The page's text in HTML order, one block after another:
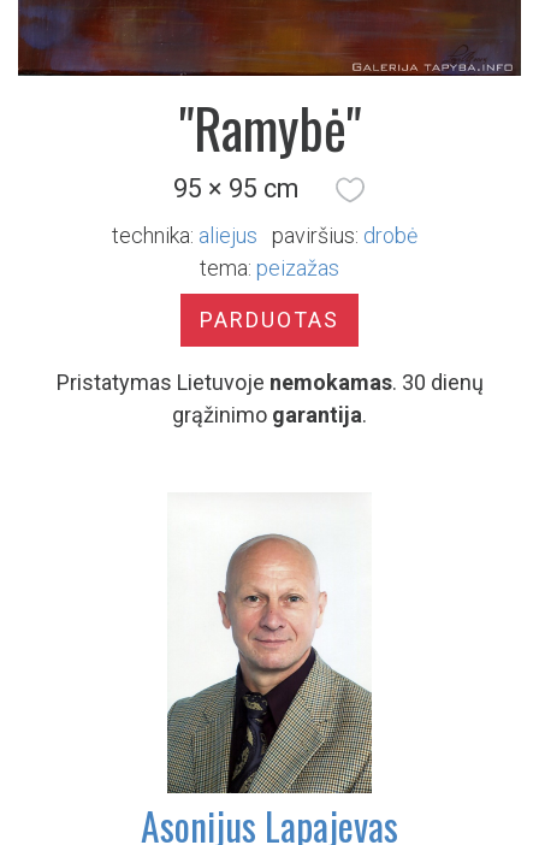
"Ramybė"
95 × 95 cm
technika: aliejus paviršius: drobė
tema: peizažas
PARDUOTAS
Pristatymas Lietuvoje nemokamas. 30 dienų
grąžinimo garantija.
Asonijus Lapajevas